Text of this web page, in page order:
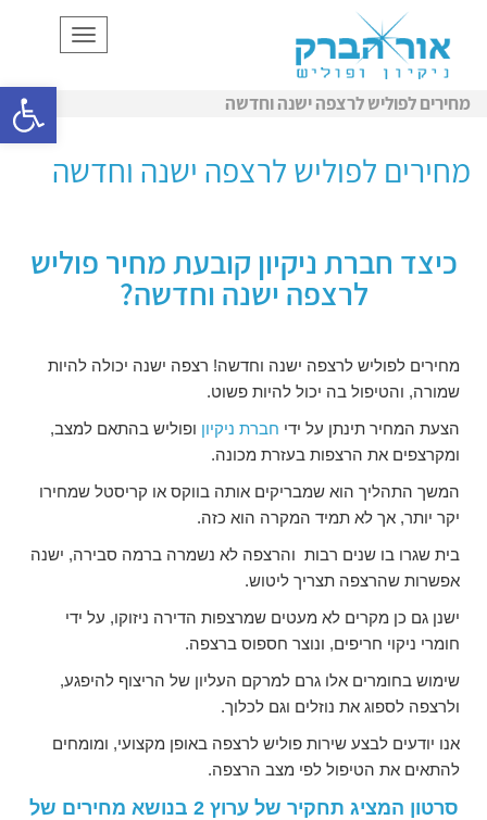
תפריט
מחירים לפוליש לרצפה ישנה וחדשה
מחירים לפוליש לרצפה ישנה וחדשה
כיצד חברת ניקיון קובעת מחיר פוליש
לרצפה ישנה וחדשה?
מחירים לפוליש לרצפה ישנה וחדשה! רצפה ישנה יכולה להיות
שמורה, והטיפול בה יכול להיות פשוט.
הצעת המחיר תינתן על ידי חברת ניקיון ופוליש בהתאם למצב,
ומקרצפים את הרצפות בעזרת מכונה.
המשך התהליך הוא שמבריקים אותה בווקס או קריסטל שמחירו
יקר יותר, אך לא תמיד המקרה הוא כזה.
בית שגרו בו שנים רבות והרצפה לא נשמרה ברמה סבירה, ישנה
אפשרות שהרצפה תצריך ליטוש.
ישנן גם כן מקרים לא מעטים שמרצפות הדירה ניזוקו, על ידי
חומרי ניקוי חריפים, ונוצר חספוס ברצפה.
שימוש בחומרים אלו גרם למרקם העליון של הריצוף להיפגע,
ולרצפה לספוג את נוזלים וגם לכלוך.
אנו יודעים לבצע שירות פוליש לרצפה באופן מקצועי, ומומחים
להתאים את הטיפול לפי מצב הרצפה.
סרטון המציג תחקיר של ערוץ 2 בנושא מחירים של
פתח